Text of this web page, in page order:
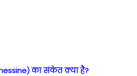
का संकेत क्या है?